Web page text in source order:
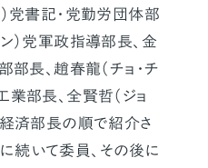
）党書記・党勤労団体部
ン）党軍政指導部長、金
部長、趙春龍（チョ・チ
業部長、全賢哲（ジョ
経済部長の順で紹介さ
続いて委員、その後に